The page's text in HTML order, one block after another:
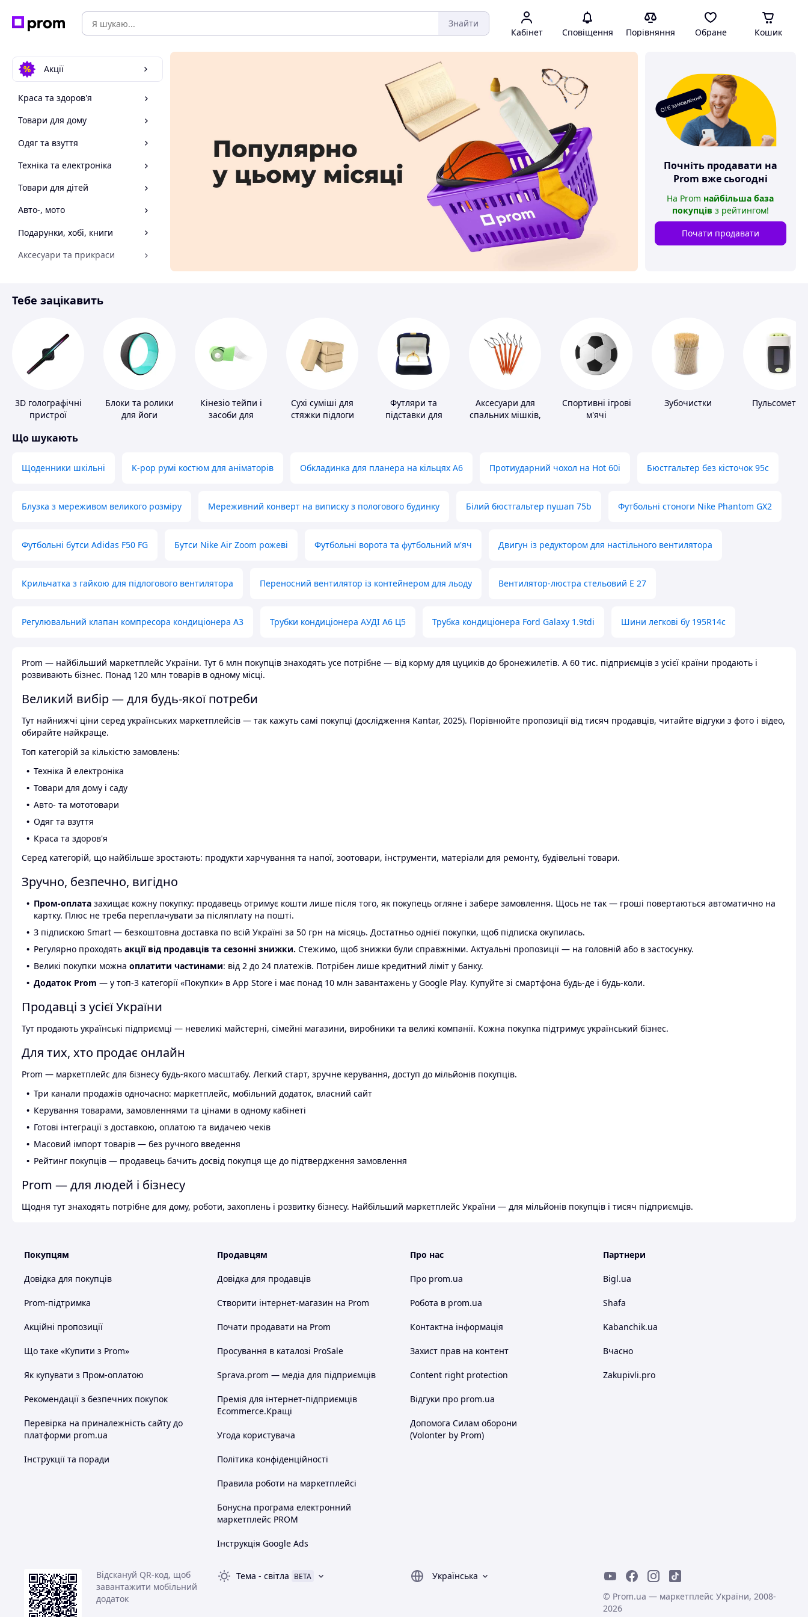
Знайти
Кабінет Сповіщення Порівняння Обране Кошик
Акції
Краса та здоров'я
Товари для дому
Одяг та взуття
Техніка та електроніка
Товари для дітей
Авто-, мото
Подарунки, хобі, книги
Аксесуари та прикраси
Спорт і відпочинок
О! Є замовлення
Почніть продавати на
Prom вже сьогодні
На Prom найбільша база
покупців з рейтингом!
Почати продавати
Тебе зацікавить
3D голографічні
пристрої
Блоки та ролики
для йоги
Кінезіо тейпи і
засоби для
Сухі суміші для
стяжки підлоги
Футляри та
підставки для
Аксесуари для
спальних мішків,
Спортивні ігрові
м'ячі
Зубочистки Пульсометри
Що шукають
Щоденники шкільні K-pop румі костюм для аніматорів Обкладинка для планера на кільцях А6 Протиударний чохол на Hot 60i Бюстгальтер без кісточок 95с
Блузка з мереживом великого розміру Мереживний конверт на виписку з пологового будинку Білий бюстгальтер пушап 75b Футбольні стоноги Nike Phantom GX2
Футбольні бутси Adidas F50 FG Бутси Nike Air Zoom рожеві Футбольні ворота та футбольний м'яч Двигун із редуктором для настільного вентилятора
Крильчатка з гайкою для підлогового вентилятора Переносний вентилятор із контейнером для льоду Вентилятор-люстра стельовий E 27
Регулювальний клапан компресора кондиціонера А3 Трубки кондиціонера АУДІ А6 Ц5 Трубка кондиціонера Ford Galaxy 1.9tdi Шини легкові бу 195R14c
Prom — найбільший маркетплейс України. Тут 6 млн покупців знаходять усе потрібне — від корму для цуциків до бронежилетів. А 60 тис. підприємців з усієї країни продають і
розвивають бізнес. Понад 120 млн товарів в одному місці.
Великий вибір — для будь-якої потреби
Тут найнижчі ціни серед українських маркетплейсів — так кажуть самі покупці (дослідження Kantar, 2025). Порівнюйте пропозиції від тисяч продавців, читайте відгуки з фото і відео,
обирайте найкраще.
Топ категорій за кількістю замовлень:
Техніка й електроніка
Товари для дому і саду
Авто- та мототовари
Одяг та взуття
Краса та здоров'я
Серед категорій, що найбільше зростають: продукти харчування та напої, зоотовари, інструменти, матеріали для ремонту, будівельні товари.
Зручно, безпечно, вигідно
Пром-оплата захищає кожну покупку: продавець отримує кошти лише після того, як покупець огляне і забере замовлення. Щось не так — гроші повертаються автоматично на
картку. Плюс не треба переплачувати за післяплату на пошті.
З підпискою Smart — безкоштовна доставка по всій Україні за 50 грн на місяць. Достатньо однієї покупки, щоб підписка окупилась.
Регулярно проходять акції від продавців та сезонні знижки. Стежимо, щоб знижки були справжніми. Актуальні пропозиції — на головній або в застосунку.
Великі покупки можна оплатити частинами: від 2 до 24 платежів. Потрібен лише кредитний ліміт у банку.
Додаток Prom — у топ-3 категорії «Покупки» в App Store і має понад 10 млн завантажень у Google Play. Купуйте зі смартфона будь-де і будь-коли.
Продавці з усієї України
Тут продають українські підприємці — невеликі майстерні, сімейні магазини, виробники та великі компанії. Кожна покупка підтримує український бізнес.
Для тих, хто продає онлайн
Prom — маркетплейс для бізнесу будь-якого масштабу. Легкий старт, зручне керування, доступ до мільйонів покупців.
Три канали продажів одночасно: маркетплейс, мобільний додаток, власний сайт
Керування товарами, замовленнями та цінами в одному кабінеті
Готові інтеграції з доставкою, оплатою та видачею чеків
Масовий імпорт товарів — без ручного введення
Рейтинг покупців — продавець бачить досвід покупця ще до підтвердження замовлення
Prom — для людей і бізнесу
Щодня тут знаходять потрібне для дому, роботи, захоплень і розвитку бізнесу. Найбільший маркетплейс України — для мільйонів покупців і тисяч підприємців.
Покупцям
Довідка для покупців
Prom-підтримка
Акційні пропозиції
Що таке «Купити з Prom»
Як купувати з Пром-оплатою
Рекомендації з безпечних покупок
Перевірка на приналежність сайту до
платформи prom.ua
Інструкції та поради
Продавцям
Довідка для продавців
Створити інтернет-магазин на Prom
Почати продавати на Prom
Просування в каталозі ProSale
Sprava.prom — медіа для підприємців
Премія для інтернет-підприємців
Ecommerce.Кращі
Угода користувача
Політика конфіденційності
Правила роботи на маркетплейсі
Бонусна програма електронний
маркетплейс PROM
Інструкція Google Ads
Про нас
Про prom.ua
Робота в prom.ua
Контактна інформація
Захист прав на контент
Content right protection
Відгуки про prom.ua
Допомога Силам оборони
(Volonter by Prom)
Партнери
Bigl.ua
Shafa
Kabanchik.ua
Вчасно
Zakupivli.pro
Відскануй QR-код, щоб
завантажити мобільний
додаток
Тема - світла BETA
Українська
© Prom.ua — маркетплейс України, 2008-
2026